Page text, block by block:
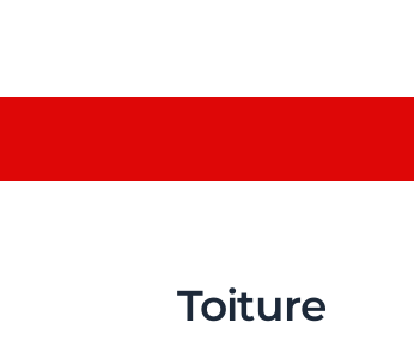
Toiture